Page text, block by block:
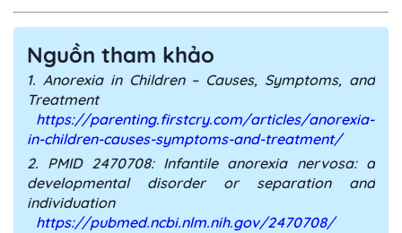
Nguồn tham khảo
1. Anorexia in Children – Causes, Symptoms, and
Treatment
https://parenting.firstcry.com/articles/anorexia-
in-children-causes-symptoms-and-treatment/
2. PMID 2470708: Infantile anorexia nervosa: a
developmental disorder or separation and
individuation
https://pubmed.ncbi.nlm.nih.gov/2470708/